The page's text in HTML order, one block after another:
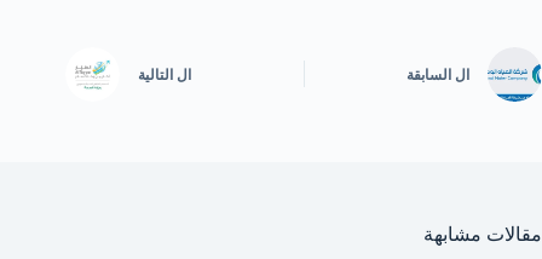
ال السابقة ال التالية
مقالات مشابهة